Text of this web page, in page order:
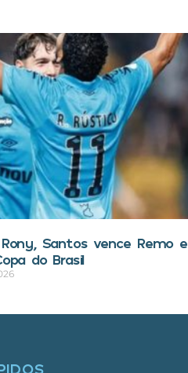
Santos vence Remo e
do Brasil